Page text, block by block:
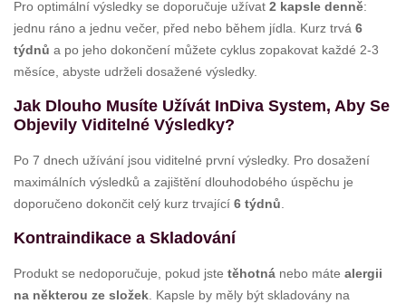
Pro optimální výsledky se doporučuje užívat 2 kapsle denně:
jednu ráno a jednu večer, před nebo během jídla. Kurz trvá 6
týdnů a po jeho dokončení můžete cyklus zopakovat každé 2-3
měsíce, abyste udrželi dosažené výsledky.
Jak Dlouho Musíte Užívát InDiva System, Aby Se
Objevily Viditelné Výsledky?
Po 7 dnech užívání jsou viditelné první výsledky. Pro dosažení
maximálních výsledků a zajištění dlouhodobého úspěchu je
doporučeno dokončit celý kurz trvající 6 týdnů
Kontraindikace a Skladování
Produkt se nedoporučuje, pokud jste těhotná nebo máte alergii
na některou ze složek . Kapsle by měly být skladovány na